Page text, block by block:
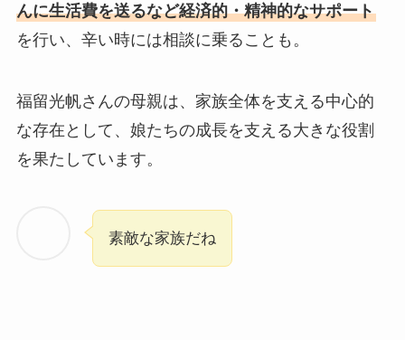
んに生活費を送るなど経済的・精神的なサポート
を行い、辛い時には相談に乗ることも。
福留光帆さんの母親は、家族全体を支える中心的
な存在として、娘たちの成長を支える大きな役割
を果たしています。
素敵な家族だね